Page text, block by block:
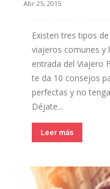
Abr 25, 2015
Existen tres tipos
viajeros comunes y
entrada del Viajero
te da 10 consejos
perfectas y no
Déjate...
Leer más